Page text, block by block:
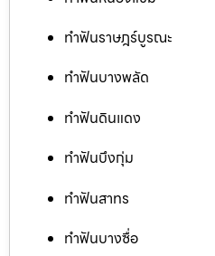
ทำฟันราษฎร์บูรณะ
ทำฟันบางพลัด
ทำฟันดินแดง
ทำฟันบึงกุ่ม
ทำฟันสาทร
ทำฟันบางซื่อ